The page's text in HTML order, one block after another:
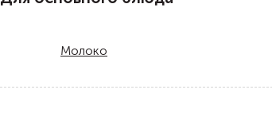
Молоко